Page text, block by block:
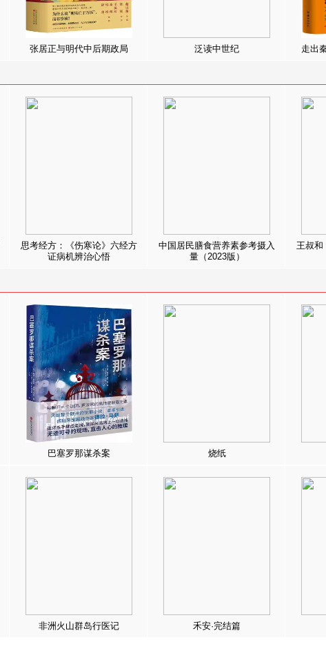
张居正与明代中后期政局 泛读中世纪 走出
思考经方：《伤寒论》六经方
证病机辨治心悟
中国居民膳食营养素参考摄入
量（2023版）
王叔和
巴塞罗那谋杀案 烧纸
非洲火山群岛行医记 禾安·完结篇